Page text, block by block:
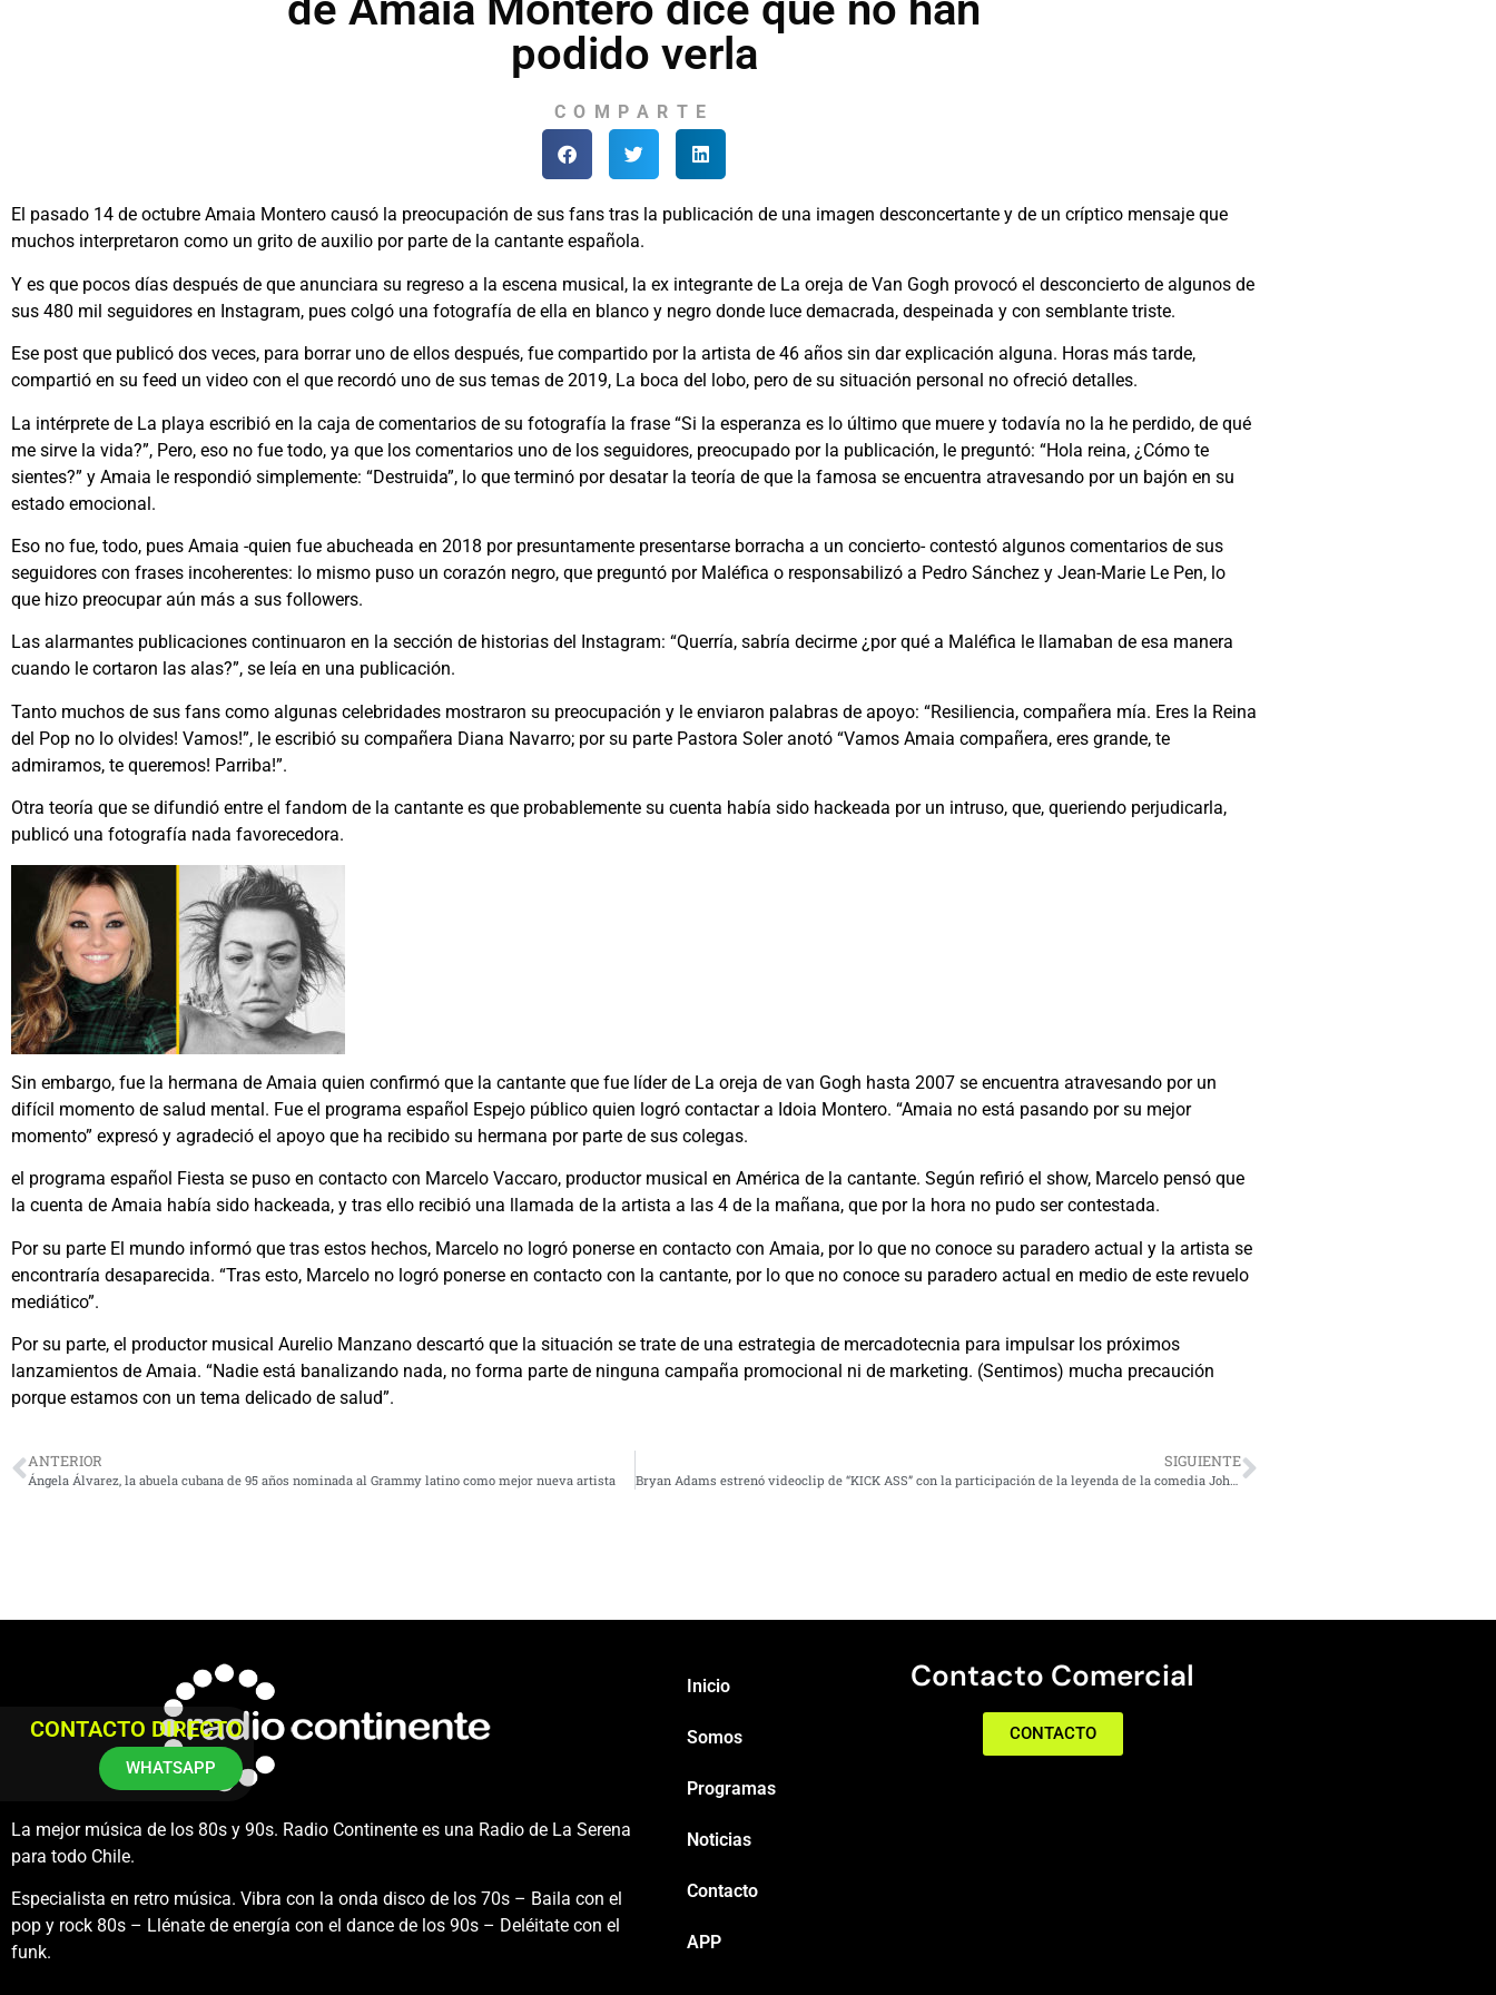
podido verla
COMPARTE
El pasado 14 de octubre Amaia Montero causó la preocupación de sus fans tras la publicación de una imagen desconcertante y de un críptico mensaje que
muchos interpretaron como un grito de auxilio por parte de la cantante española.
Y es que pocos días después de que anunciara su regreso a la escena musical, la ex integrante de La oreja de Van Gogh provocó el desconcierto de algunos de
sus 480 mil seguidores en Instagram, pues colgó una fotografía de ella en blanco y negro donde luce demacrada, despeinada y con semblante triste.
Ese post que publicó dos veces, para borrar uno de ellos después, fue compartido por la artista de 46 años sin dar explicación alguna. Horas más tarde,
compartió en su feed un video con el que recordó uno de sus temas de 2019, La boca del lobo, pero de su situación personal no ofreció detalles.
La intérprete de La playa escribió en la caja de comentarios de su fotografía la frase “Si la esperanza es lo último que muere y todavía no la he perdido, de qué
me sirve la vida?”, Pero, eso no fue todo, ya que los comentarios uno de los seguidores, preocupado por la publicación, le preguntó: “Hola reina, ¿Cómo te
sientes?” y Amaia le respondió simplemente: “Destruida”, lo que terminó por desatar la teoría de que la famosa se encuentra atravesando por un bajón en su
estado emocional.
Eso no fue, todo, pues Amaia -quien fue abucheada en 2018 por presuntamente presentarse borracha a un concierto- contestó algunos comentarios de sus
seguidores con frases incoherentes: lo mismo puso un corazón negro, que preguntó por Maléfica o responsabilizó a Pedro Sánchez y Jean-Marie Le Pen, lo
que hizo preocupar aún más a sus followers.
Las alarmantes publicaciones continuaron en la sección de historias del Instagram: “Querría, sabría decirme ¿por qué a Maléfica le llamaban de esa manera
cuando le cortaron las alas?”, se leía en una publicación.
Tanto muchos de sus fans como algunas celebridades mostraron su preocupación y le enviaron palabras de apoyo: “Resiliencia, compañera mía. Eres la Reina
del Pop no lo olvides! Vamos!”, le escribió su compañera Diana Navarro; por su parte Pastora Soler anotó “Vamos Amaia compañera, eres grande, te
admiramos, te queremos! Parriba!”.
Otra teoría que se difundió entre el fandom de la cantante es que probablemente su cuenta había sido hackeada por un intruso, que, queriendo perjudicarla,
publicó una fotografía nada favorecedora.
Sin embargo, fue la hermana de Amaia quien confirmó que la cantante que fue líder de La oreja de van Gogh hasta 2007 se encuentra atravesando por un
difícil momento de salud mental. Fue el programa español Espejo público quien logró contactar a Idoia Montero. “Amaia no está pasando por su mejor
momento” expresó y agradeció el apoyo que ha recibido su hermana por parte de sus colegas.
el programa español Fiesta se puso en contacto con Marcelo Vaccaro, productor musical en América de la cantante. Según refirió el show, Marcelo pensó que
la cuenta de Amaia había sido hackeada, y tras ello recibió una llamada de la artista a las 4 de la mañana, que por la hora no pudo ser contestada.
Por su parte El mundo informó que tras estos hechos, Marcelo no logró ponerse en contacto con Amaia, por lo que no conoce su paradero actual y la artista se
encontraría desaparecida. “Tras esto, Marcelo no logró ponerse en contacto con la cantante, por lo que no conoce su paradero actual en medio de este revuelo
mediático”.
Por su parte, el productor musical Aurelio Manzano descartó que la situación se trate de una estrategia de mercadotecnia para impulsar los próximos
lanzamientos de Amaia. “Nadie está banalizando nada, no forma parte de ninguna campaña promocional ni de marketing. (Sentimos) mucha precaución
porque estamos con un tema delicado de salud”.
ANTERIOR
Ángela Álvarez, la abuela cubana de 95 años nominada al Grammy latino como mejor nueva artista
SIGUIENTE
La mejor música de los 80s y 90s. Radio Continente es una Radio de La Serena
para todo Chile.
Especialista en retro música. Vibra con la onda disco de los 70s – Baila con el
pop y rock 80s – Llénate de energía con el dance de los 90s – Deléitate con el
funk.
Inicio
Somos
Programas
Noticias
Contacto
APP
Contacto Comercial
CONTACTO
CONTACTO DIRECTO
WHATSAPP